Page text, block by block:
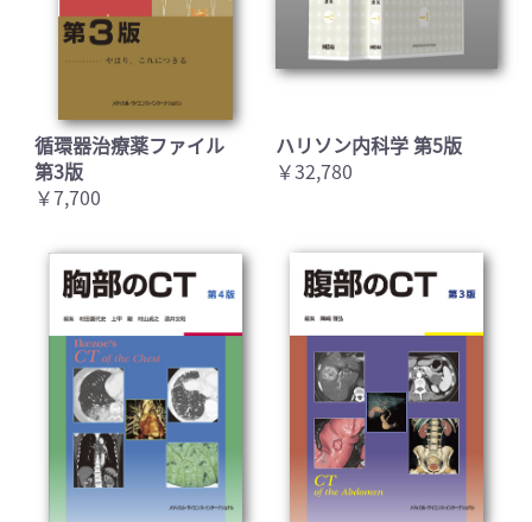
循環器治療薬ファイル
第3版
￥7,700
ハリソン内科学 第5版
￥32,780